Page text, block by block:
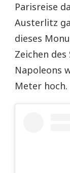
Parisreise
Austerlitz
dieses
Zeichen
Napoleons
Meter hoch.